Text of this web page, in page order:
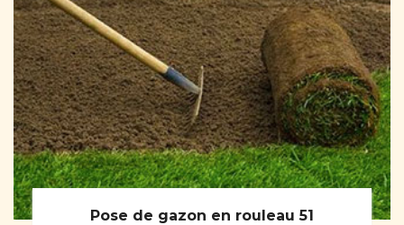
Pose de gazon en rouleau 51